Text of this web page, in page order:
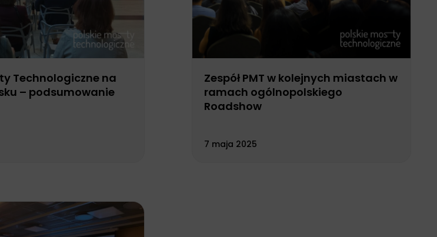
Technologiczne na
– podsumowanie
Zespół PMT w kolejnych miastach w
ramach ogólnopolskiego
Roadshow
7 maja 2025